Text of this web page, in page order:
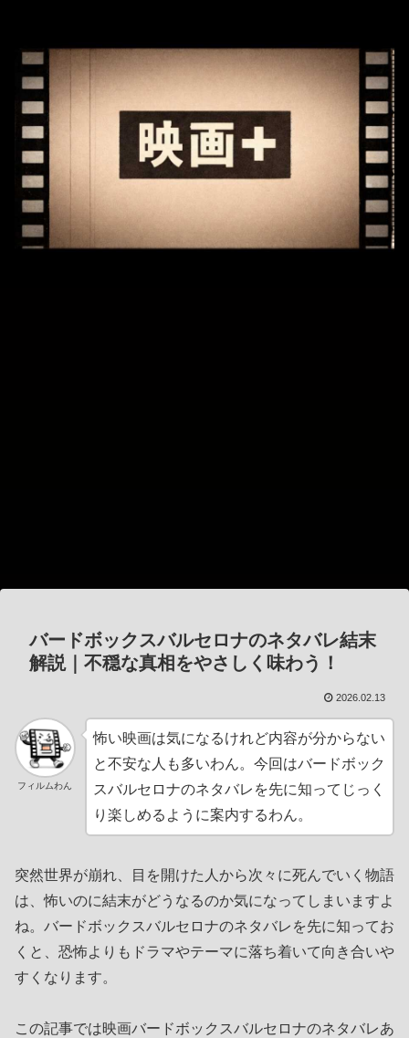
バードボックスバルセロナのネタバレ結末
解説｜不穏な真相をやさしく味わう！
2026.02.13
フィルムわん
怖い映画は気になるけれど内容が分からない
と不安な人も多いわん。今回はバードボック
スバルセロナのネタバレを先に知ってじっく
り楽しめるように案内するわん。
突然世界が崩れ、目を開けた人から次々に死んでいく物語
は、怖いのに結末がどうなるのか気になってしまいますよ
ね。バードボックスバルセロナのネタバレを先に知ってお
くと、恐怖よりもドラマやテーマに落ち着いて向き合いや
すくなります。
この記事では映画バードボックスバルセロナのネタバレあ